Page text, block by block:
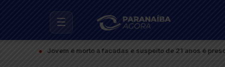
☰
Jovem é morto a facadas e suspeito de 21 anos é preso em